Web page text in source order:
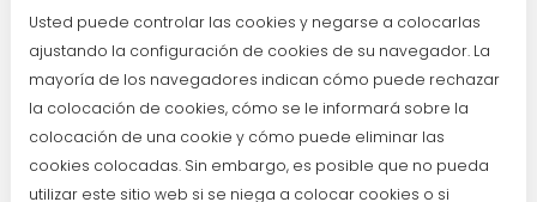
Usted puede controlar las cookies y negarse a colocarlas
ajustando la configuración de cookies de su navegador. La
mayoría de los navegadores indican cómo puede rechazar
la colocación de cookies, cómo se le informará sobre la
colocación de una cookie y cómo puede eliminar las
cookies colocadas. Sin embargo, es posible que no pueda
utilizar este sitio web si se niega a colocar cookies o si